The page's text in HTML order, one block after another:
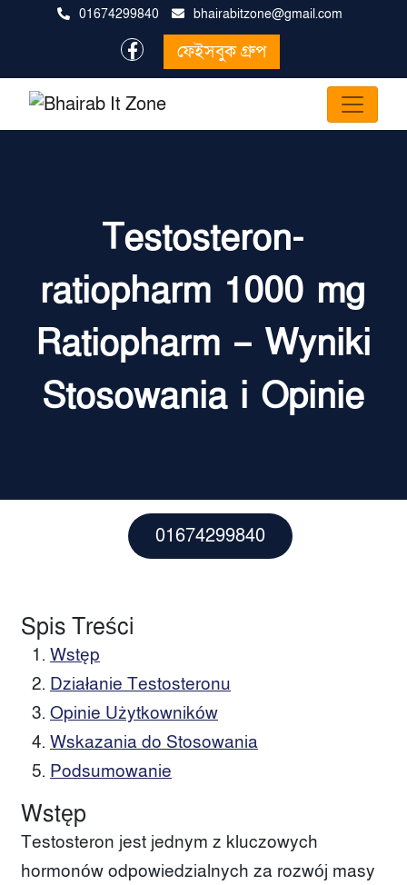
01674299840 bhairabitzone@gmail.com
ফেইসবুক গ্রুপ
Testosteron-
ratiopharm 1000 mg
Ratiopharm – Wyniki
Stosowania i Opinie
01674299840
Spis Treści
Wstęp
Działanie Testosteronu
Opinie Użytkowników
Wskazania do Stosowania
Podsumowanie
Wstęp
Testosteron jest jednym z kluczowych
hormonów odpowiedzialnych za rozwój masy